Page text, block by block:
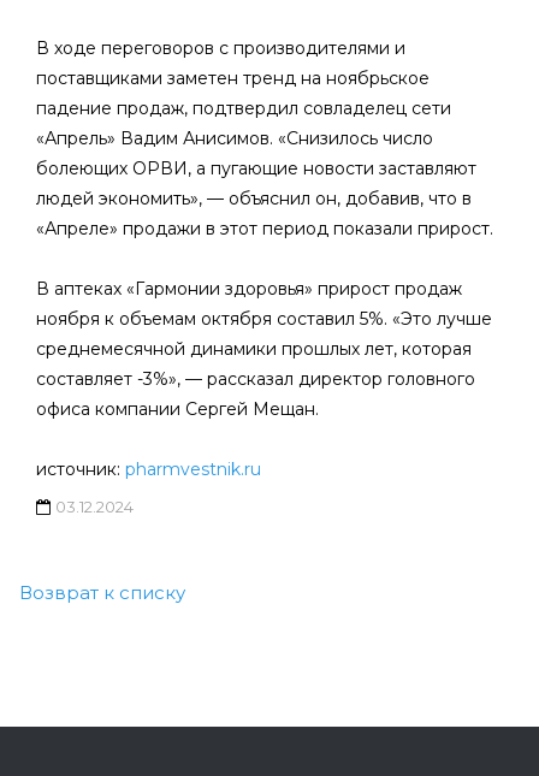
В ходе переговоров с производителями и
поставщиками заметен тренд на ноябрьское
падение продаж, подтвердил совладелец сети
«Апрель» Вадим Анисимов. «Снизилось число
болеющих ОРВИ, а пугающие новости заставляют
людей экономить», — объяснил он, добавив, что в
«Апреле» продажи в этот период показали прирост.
В аптеках «Гармонии здоровья» прирост продаж
ноября к объемам октября составил 5%. «Это лучше
среднемесячной динамики прошлых лет, которая
составляет -3%», — рассказал директор головного
офиса компании Сергей Мещан.
источник: pharmvestnik.ru
03.12.2024
Возврат к списку